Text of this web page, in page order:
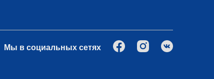
Мы в социальных сетях